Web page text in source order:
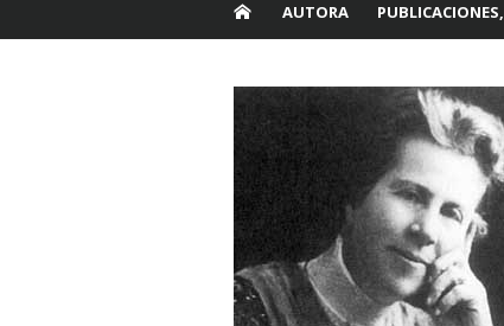
AUTORA